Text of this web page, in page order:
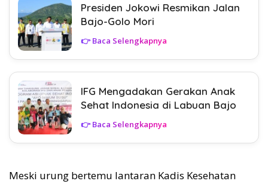
Presiden Jokowi Resmikan Jalan
Bajo-Golo Mori
👉 Baca Selengkapnya
IFG Mengadakan Gerakan Anak
Sehat Indonesia di Labuan Bajo
👉 Baca Selengkapnya
Meski urung bertemu lantaran Kadis Kesehatan